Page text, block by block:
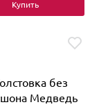
Купить